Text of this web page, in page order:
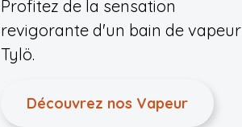
Profitez de la sensation
revigorante d'un bain de vapeur
Tylö.
Découvrez nos Vapeur